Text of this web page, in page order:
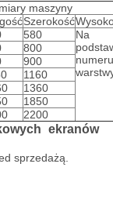
maszyny
Szerokość
580
Na
numeru
800
900
1160
1360
1850
2200
ekranów
sprzedażą.